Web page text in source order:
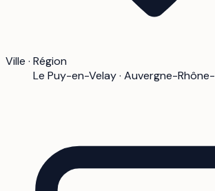
Ville · Région
Le Puy-en-Velay · Auvergne-